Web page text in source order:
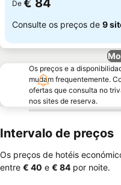
De € 84
Consulte os preços de 9
Os preços e a
mudam frequentemente.
ofertas que consulta no
nos sites de reserva.
Intervalo de preços
Os preços de hotéis
entre ‎€ 40 e ‎€ 84 por noite.